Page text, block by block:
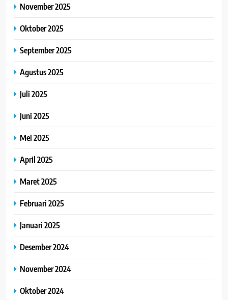
November 2025
Oktober 2025
September 2025
Agustus 2025
Juli 2025
Juni 2025
Mei 2025
April 2025
Maret 2025
Februari 2025
Januari 2025
Desember 2024
November 2024
Oktober 2024